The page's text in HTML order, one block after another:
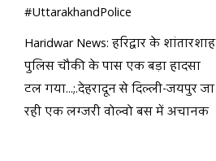
#UttarakhandPolice
Haridwar News: हरिद्वार के शांतारशाह
पुलिस चौकी के पास एक बड़ा हादसा
टल गया...;.देहरादून से दिल्ली-जयपुर जा
रही एक लग्जरी वोल्वो बस में अचानक